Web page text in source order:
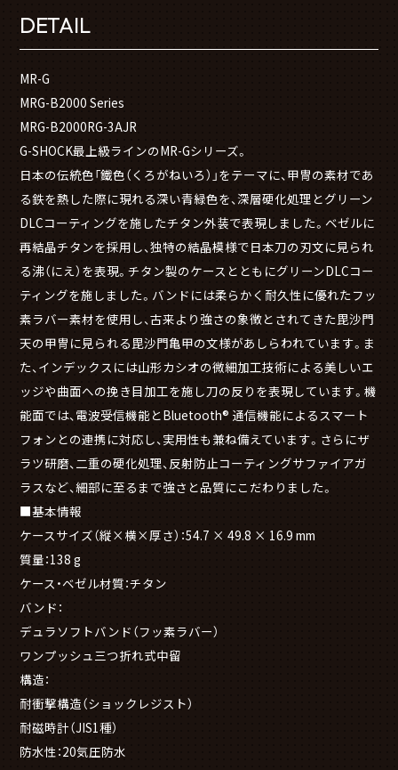
DETAIL
MR-G
MRG-B2000 Series
MRG-B2000RG-3AJR
G-SHOCK最上級ラインのMR-Gシリーズ。
日本の伝統色「鐵色（くろがねいろ）」をテーマに、甲冑の素材であ
る鉄を熱した際に現れる深い青緑色を、深層硬化処理とグリーン
DLCコーティングを施したチタン外装で表現しました。ベゼルに
再結晶チタンを採用し、独特の結晶模様で日本刀の刃文に見られ
る沸（にえ）を表現。チタン製のケースとともにグリーンDLCコー
ティングを施しました。バンドには柔らかく耐久性に優れたフッ
素ラバー素材を使用し、古来より強さの象徴とされてきた毘沙門
天の甲冑に見られる毘沙門亀甲の文様があしらわれています。ま
た、インデックスには山形カシオの微細加工技術による美しいエ
ッジや曲面への挽き目加工を施し刀の反りを表現しています。機
能面では、電波受信機能とBluetooth® 通信機能によるスマート
フォンとの連携に対応し、実用性も兼ね備えています。さらにザ
ラツ研磨、二重の硬化処理、反射防止コーティングサファイアガ
ラスなど、細部に至るまで強さと品質にこだわりました。
■基本情報
ケースサイズ（縦×横×厚さ）：54.7 × 49.8 × 16.9 mm
質量：138 g
ケース・ベゼル材質：チタン
バンド：
デュラソフトバンド（フッ素ラバー）
ワンプッシュ三つ折れ式中留
構造：
耐衝撃構造（ショックレジスト）
耐磁時計（JIS1種）
防水性：20気圧防水